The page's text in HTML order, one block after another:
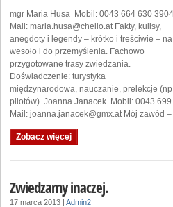
mgr Maria Husa Mobil: 0043 664 630 3904
Mail: maria.husa@chello.at Fakty, kulisy,
anegdoty i legendy – krótko i treściwie – na
wesoło i do przemyślenia. Fachowo
przygotowane trasy zwiedzania.
Doświadczenie: turystyka
międzynarodowa, nauczanie, prelekcje
pilotów). Joanna Janacek Mobil: 0043
Mail: joanna.janacek@gmx.at Mój zawód
Zobacz więcej
Zwiedzamy inaczej.
17 marca 2013 |Admin2